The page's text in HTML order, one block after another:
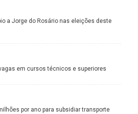
a Jorge do Rosário nas eleições deste
vagas em cursos técnicos e superiores
por ano para subsidiar transporte